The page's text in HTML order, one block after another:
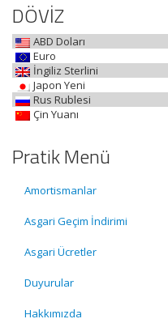
DÖVİZ
ABD Doları
Euro
İngiliz Sterlini
Japon Yeni
Rus Rublesi
Çin Yuanı
Pratik Menü
Amortismanlar
Asgari Geçim İndirimi
Asgari Ücretler
Duyurular
Hakkımızda